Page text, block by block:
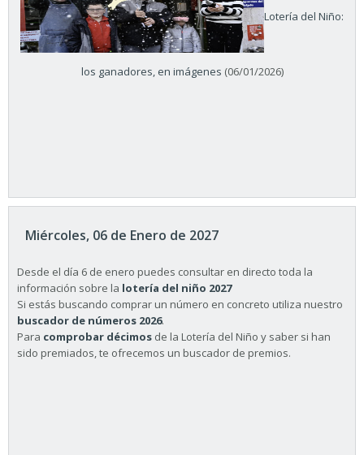
Lotería del Niño:
los ganadores, en imágenes (06/01/2026)
Miércoles, 06 de Enero de 2027
Desde el día 6 de enero puedes consultar en directo toda la
información sobre la lotería del niño 2027
Si estás buscando comprar un número en concreto utiliza nuestro
buscador de números 2026.
Para comprobar décimos de la Lotería del Niño y saber si han
sido premiados, te ofrecemos un buscador de premios.